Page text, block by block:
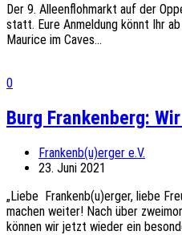
Der 9. Alleenflohmarkt auf der
statt. Eure Anmeldung könnt Ihr
Maurice im Caves...
0
Burg Frankenberg:
Frankenb(u)erger e.V.
23. Juni 2021
„Liebe Frankenb(u)erger, liebe
machen weiter! Nach über
können wir jetzt wieder ein